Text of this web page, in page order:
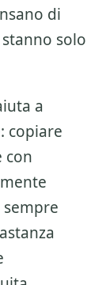
di
solo
a
copiare
con